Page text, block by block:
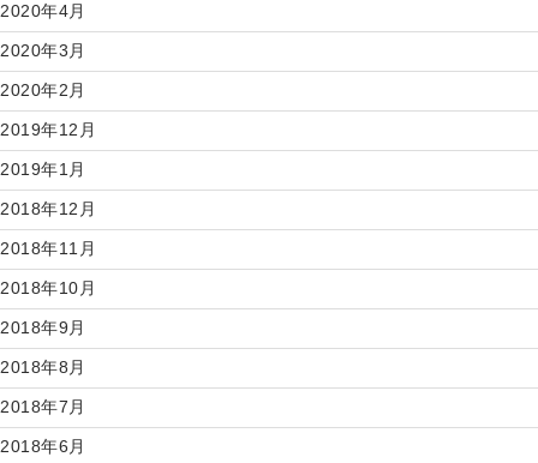
2020年4月
2020年3月
2020年2月
2019年12月
2019年1月
2018年12月
2018年11月
2018年10月
2018年9月
2018年8月
2018年7月
2018年6月